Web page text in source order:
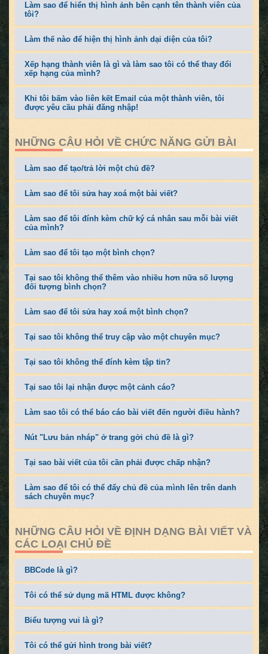
Làm sao để hiển thị hình ảnh bên cạnh tên thành viên của
tôi?
Làm thế nào để hiện thị hình ảnh dại diện của tôi?
Xếp hạng thành viên là gì và làm sao tôi có thể thay đổi
xếp hạng của mình?
Khi tôi bấm vào liên kết Email của một thành viên, tôi
được yêu cầu phải đăng nhập!
NHỮNG CÂU HỎI VỀ CHỨC NĂNG GỬI BÀI
Làm sao để tạo/trả lời một chủ đề?
Làm sao để tôi sửa hay xoá một bài viết?
Làm sao để tôi đính kèm chữ ký cá nhân sau mỗi bài viết
của mình?
Làm sao để tôi tạo một bình chọn?
Tại sao tôi không thể thêm vào nhiều hơn nữa số lượng
đối tượng bình chọn?
Làm sao để tôi sửa hay xoá một bình chọn?
Tại sao tôi không thể truy cập vào một chuyên mục?
Tại sao tôi không thể đính kèm tập tin?
Tại sao tôi lại nhận được một cảnh cáo?
Làm sao tôi có thể báo cáo bài viết đến người điều hành?
Nút "Lưu bản nháp" ở trang gởi chủ đề là gì?
Tại sao bài viết của tôi cần phải được chấp nhận?
Làm sao để tôi có thể đẩy chủ đề của mình lên trên danh
sách chuyên mục?
NHỮNG CÂU HỎI VỀ ĐỊNH DẠNG BÀI VIẾT VÀ
CÁC LOẠI CHỦ ĐỀ
BBCode là gì?
Tôi có thể sử dụng mã HTML được không?
Biểu tượng vui là gì?
Tôi có thể gửi hình trong bài viết?